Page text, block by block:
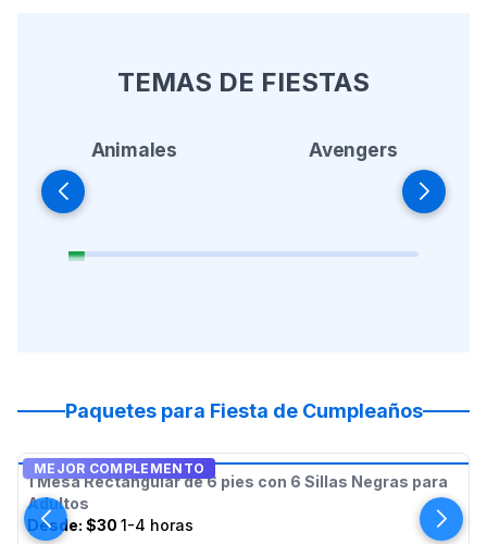
TEMAS DE FIESTAS
Animales Avengers
Paquetes para Fiesta de Cumpleaños
MEJOR COMPLEMENTO
1 Mesa Rectangular de 6 pies con 6 Sillas Negras para
Adultos
Desde: $30 1-4 horas